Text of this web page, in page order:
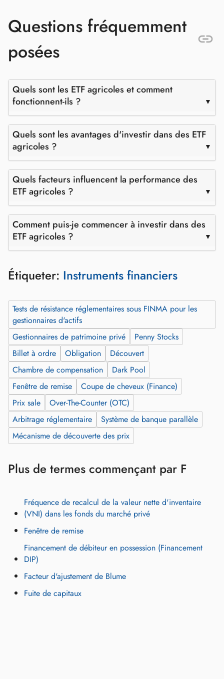
Questions fréquemment
posées
Quels sont les ETF agricoles et comment
fonctionnent-ils ?
Quels sont les avantages d'investir dans des ETF
agricoles ?
Quels facteurs influencent la performance des
ETF agricoles ?
Comment puis-je commencer à investir dans des
ETF agricoles ?
Étiqueter: Instruments financiers
Tests de résistance réglementaires sous FINMA pour les
gestionnaires d'actifs
Gestionnaires de patrimoine privé
Penny Stocks
Billet à ordre
Obligation
Découvert
Chambre de compensation
Dark Pool
Fenêtre de remise
Coupe de cheveux (Finance)
Prix sale
Over-The-Counter (OTC)
Arbitrage réglementaire
Système de banque parallèle
Mécanisme de découverte des prix
Plus de termes commençant par F
Fréquence de recalcul de la valeur nette d'inventaire
(VNI) dans les fonds du marché privé
Fenêtre de remise
Financement de débiteur en possession (Financement
DIP)
Facteur d'ajustement de Blume
Fuite de capitaux